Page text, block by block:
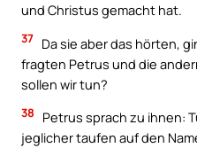
und Christus gemacht hat.
37 Da sie aber das hörten,
fragten Petrus und die
sollen wir tun?
38
Petrus sprach zu ihnen:
jeglicher taufen auf den